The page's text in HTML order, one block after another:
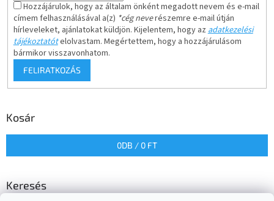
Hozzájárulok, hogy az általam önként megadott nevem és e-mail
címem felhasználásával a(z) *cég neverészemre e-mail útján
hírleveleket, ajánlatokat küldjön. Kijelentem, hogy azadatkezelési
tájékoztatótelolvastam. Megértettem, hogy a hozzájárulásom
bármikor visszavonhatom.
FELIRATKOZÁS
Kosár
0DB / 0 FT
Keresés